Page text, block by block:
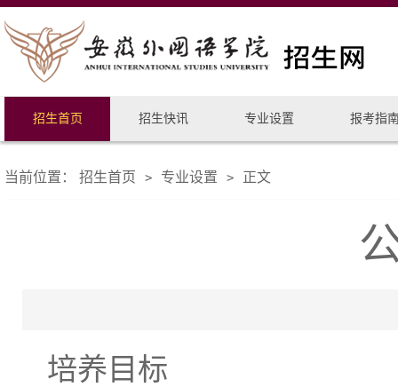
招生首页 招生快讯 专业设置 报考指
当前位置： 招生首页 > 专业设置 > 正文
培养目标